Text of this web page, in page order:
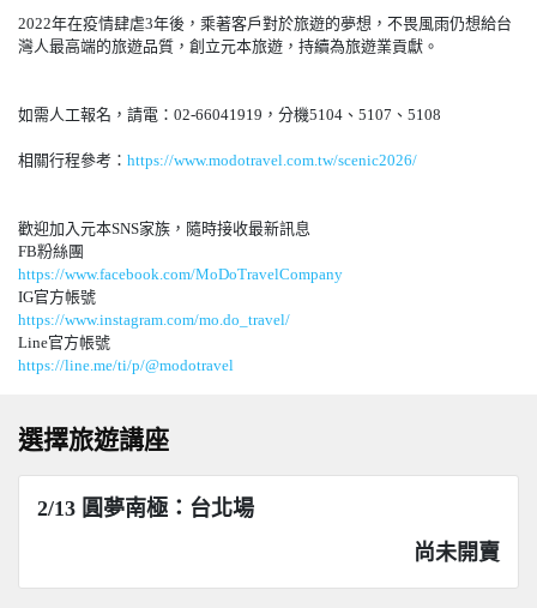
2022年在疫情肆虐3年後，乘著客戶對於旅遊的夢想，不畏風雨仍想給台
灣人最高端的旅遊品質，創立元本旅遊，持續為旅遊業貢獻。
如需人工報名，請電：02-66041919，分機5104、5107、5108
相關行程參考： https://www.modotravel.com.tw/scenic2026/
歡迎加入元本SNS家族，隨時接收最新訊息
FB粉絲團
https://www.facebook.com/MoDoTravelCompany
IG官方帳號
https://www.instagram.com/mo.do_travel/
Line官方帳號
https://line.me/ti/p/@modotravel
選擇旅遊講座
2/13 圓夢南極：台北場
尚未開賣